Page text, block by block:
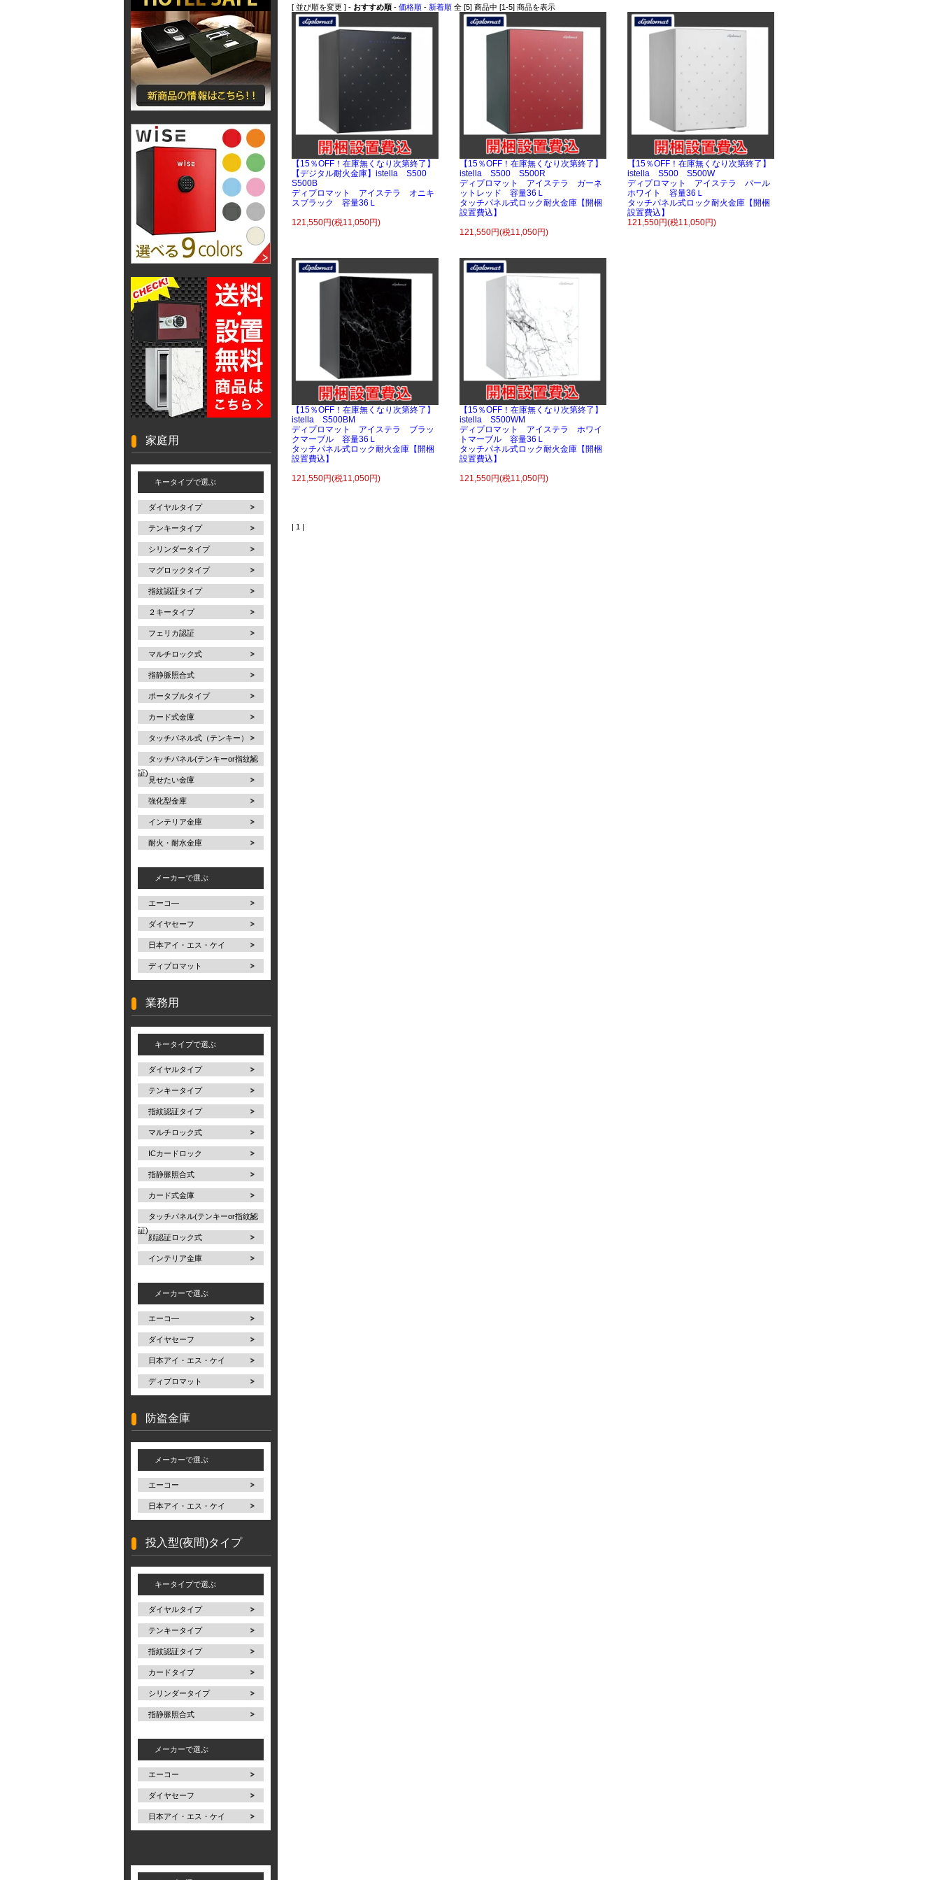
家庭用
キータイプで選ぶ
ダイヤルタイプ
テンキータイプ
シリンダータイプ
マグロックタイプ
指紋認証タイプ
２キータイプ
フェリカ認証
マルチロック式
指静脈照合式
ポータブルタイプ
カード式金庫
タッチパネル式（テンキー）
タッチパネル(テンキーor指紋認
証)
見せたい金庫
強化型金庫
インテリア金庫
耐火・耐水金庫
メーカーで選ぶ
エーコ―
ダイヤセーフ
日本アイ・エス・ケイ
ディプロマット
業務用
キータイプで選ぶ
ダイヤルタイプ
テンキータイプ
指紋認証タイプ
マルチロック式
ICカードロック
指静脈照合式
カード式金庫
タッチパネル(テンキーor指紋認
証)
顔認証ロック式
インテリア金庫
メーカーで選ぶ
エーコ―
ダイヤセーフ
日本アイ・エス・ケイ
ディプロマット
防盗金庫
メーカーで選ぶ
エーコー
日本アイ・エス・ケイ
投入型(夜間)タイプ
キータイプで選ぶ
ダイヤルタイプ
テンキータイプ
指紋認証タイプ
カードタイプ
シリンダータイプ
指静脈照合式
メーカーで選ぶ
エーコー
ダイヤセーフ
日本アイ・エス・ケイ
[ 並び順を変更 ] - おすすめ順 - 価格順 - 新着順 全 [5] 商品中 [1-5] 商品を表示
【15％OFF！在庫無くなり次第終了】
【デジタル耐火金庫】istella S500
S500B
ディプロマット アイステラ オニキ
スブラック 容量36Ｌ
121,550円(税11,050円)
【15％OFF！在庫無くなり次第終了】
istella S500 S500R
ディプロマット アイステラ ガーネ
ットレッド 容量36Ｌ
タッチパネル式ロック耐火金庫【開梱
設置費込】
121,550円(税11,050円)
【15％OFF！在庫無くなり次第終了】
istella S500 S500W
ディプロマット アイステラ パール
ホワイト 容量36Ｌ
タッチパネル式ロック耐火金庫【開梱
設置費込】
121,550円(税11,050円)
【15％OFF！在庫無くなり次第終了】
istella S500BM
ディプロマット アイステラ ブラッ
クマーブル 容量36Ｌ
タッチパネル式ロック耐火金庫【開梱
設置費込】
121,550円(税11,050円)
【15％OFF！在庫無くなり次第終了】
istella S500WM
ディプロマット アイステラ ホワイ
トマーブル 容量36Ｌ
タッチパネル式ロック耐火金庫【開梱
設置費込】
121,550円(税11,050円)
| 1 |